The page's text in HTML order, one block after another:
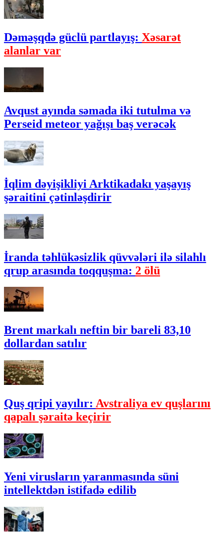
Dəməşqdə güclü partlayış: Xəsarət
alanlar var
Avqust ayında səmada iki tutulma və
Perseid meteor yağışı baş verəcək
İqlim dəyişikliyi Arktikadakı yaşayış
şəraitini çətinləşdirir
İranda təhlükəsizlik qüvvələri ilə silahlı
qrup arasında toqquşma: 2 ölü
Brent markalı neftin bir bareli 83,10
dollardan satılır
Quş qripi yayılır: Avstraliya ev quşlarını
qapalı şəraitə keçirir
Yeni virusların yaranmasında süni
intellektdən istifadə edilib